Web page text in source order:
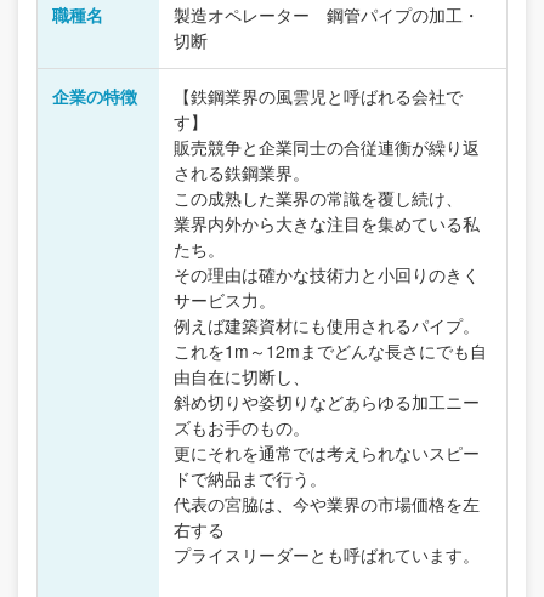
職種名
製造オペレーター 鋼管パイプの加工・
切断
企業の特徴
【鉄鋼業界の風雲児と呼ばれる会社で
す】
販売競争と企業同士の合従連衡が繰り返
される鉄鋼業界。
この成熟した業界の常識を覆し続け、
業界内外から大きな注目を集めている私
たち。
その理由は確かな技術力と小回りのきく
サービス力。
例えば建築資材にも使用されるパイプ。
これを1m～12mまでどんな長さにでも自
由自在に切断し、
斜め切りや姿切りなどあらゆる加工ニー
ズもお手のもの。
更にそれを通常では考えられないスピー
ドで納品まで行う。
代表の宮脇は、今や業界の市場価格を左
右する
プライスリーダーとも呼ばれています。